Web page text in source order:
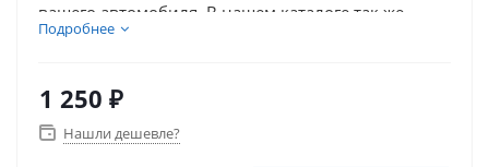
вашего автомобиля. В нашем каталоге так же
присутствует множество товаров для
Подробнее
1 250 ₽
Нашли дешевле?